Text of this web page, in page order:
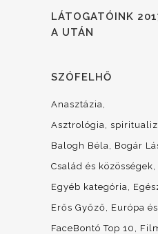
LÁTOGATÓINK
A UTÁN
SZÓFELHŐ
Anasztázia
Asztrológia,
Balogh Béla
Bogár
Család és közösségek
Egyéb kategória
Erős Győző
Európa
FaceBontó Top 10